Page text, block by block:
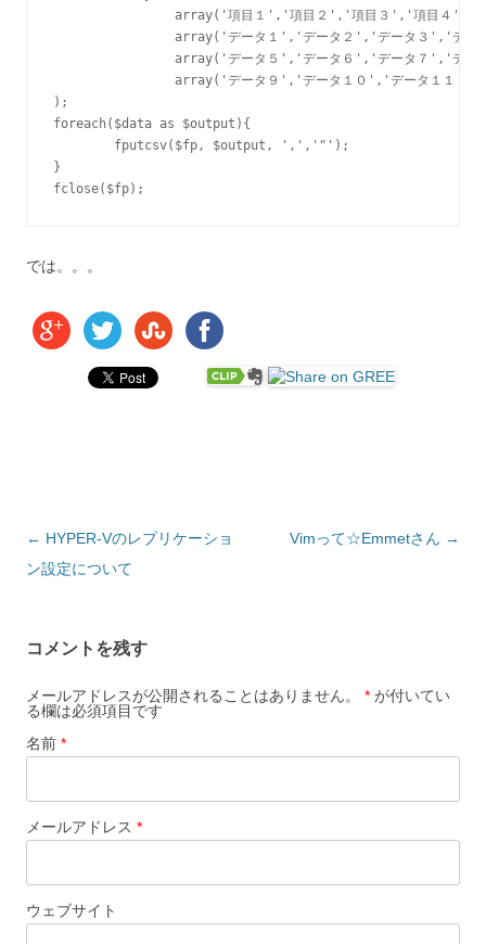
);
foreach($data as $output){
}
では。。。
投稿ナビゲーション
← HYPER-Vのレプリケーショ
ン設定について
Vimって☆Emmetさん →
コメントを残す
メールアドレスが公開されることはありません。 * が付いてい
る欄は必須項目です
名前 *
メールアドレス *
ウェブサイト